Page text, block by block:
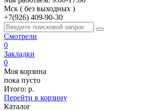
Мск ( без выходных )
+7(926) 409-90-30
Смотрели
0
Закладки
0
Моя корзина
пока пусто
Итого: р.
Перейти в корзину
Каталог